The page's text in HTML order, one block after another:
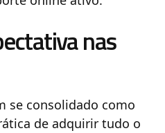
nas
se consolidado como
de adquirir tudo o